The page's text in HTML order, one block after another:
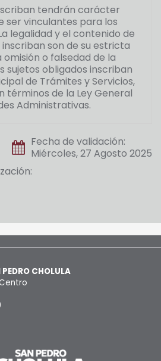
tendrán carácter
ser vinculantes para los
legalidad y el contenido de
son de su estricta
omisión o falsedad de la
sujetos obligados inscriban
de Trámites y Servicios,
términos de la Ley General
Administrativas.
Fecha de validación:
Miércoles, 27 Agosto 2025
CHOLULA